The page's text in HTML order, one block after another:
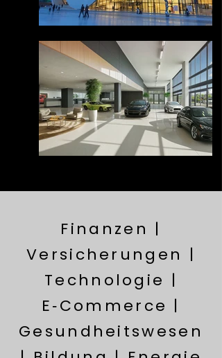
Finanzen |
Versicherungen |
Technologie |
E‑Commerce |
Gesundheitswesen